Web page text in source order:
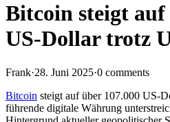
Bitcoin steigt auf
US-Dollar trotz
Frank·28. Juni 2025·0 comments
Bitcoin steigt auf über 107.000 US-
führende digitale Währung